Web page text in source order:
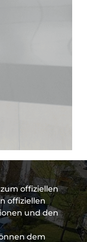
offiziellen
offiziellen
und den
dem